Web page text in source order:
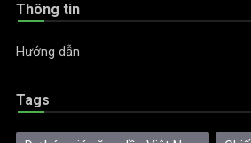
Thông tin
Hướng dẫn
Tags